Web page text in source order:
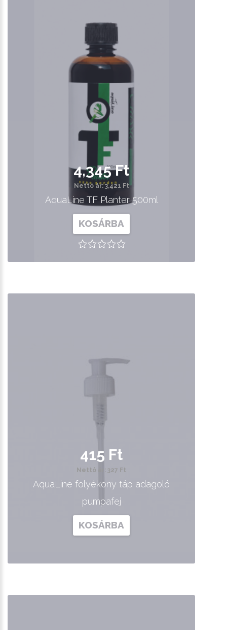
4,345 Ft
Nettó ár: 3,421 Ft
AquaLine TF Planter 500ml
KOSÁRBA
415 Ft
Nettó ár: 327 Ft
AquaLine folyékony táp adagoló
pumpafej
KOSÁRBA